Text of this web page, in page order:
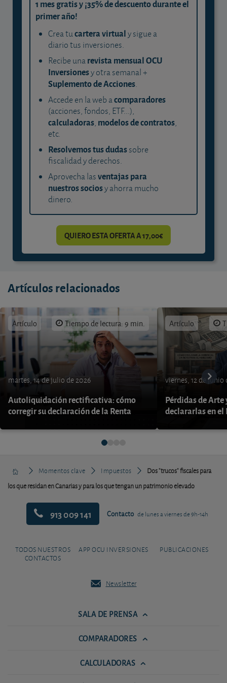
1 mes gratis y ¡35% de descuento durante el
primer año!
Crea tucartera virtualy sigue a
diario tus inversiones.
Recibe unarevista mensual OCU
Inversionesy otra semanal +
Suplemento de Acciones.
Accede en la web acomparadores
(acciones, fondos, ETF...),
calculadoras, modelos de contratos,
etc.
Resolvemos tus dudassobre
fiscalidad y derechos.
Aprovecha lasventajas para
nuestros sociosy ahorra mucho
dinero.
QUIERO ESTA OFERTA A 17,00€
Artículos relacionados
Artículo Tiempo de lectura: 9 min.
martes, 14 de julio de 2026
Autoliquidación rectificativa: cómo
corregir su declaración de la Renta
Artículo
viernes, 12 de junio
Pérdidas de
declararlas en el
Momentos clave Impuestos
Dos "trucos" fiscales para
los que residan en Canarias y para los que tengan un patrimonio elevado
913 009 141 Contacto de lunes a viernes de 9h-14h
TODOS NUESTROS
CONTACTOS
APP OCU INVERSIONES PUBLICACIONES
Newsletter
SALA DE PRENSA
COMPARADORES
CALCULADORAS